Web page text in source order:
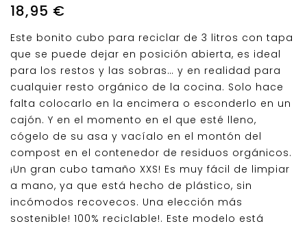
18,95 €
Este bonito cubo para reciclar de 3 litros con tapa
que se puede dejar en posición abierta, es ideal
para los restos y las sobras… y en realidad para
cualquier resto orgánico de la cocina. Solo hace
falta colocarlo en la encimera o esconderlo en un
cajón. Y en el momento en el que esté lleno,
cógelo de su asa y vacíalo en el montón del
compost en el contenedor de residuos orgánicos.
¡Un gran cubo tamaño XXS! Es muy fácil de limpiar
a mano, ya que está hecho de plástico, sin
incómodos recovecos. Una elección más
sostenible! 100% reciclable!. Este modelo está